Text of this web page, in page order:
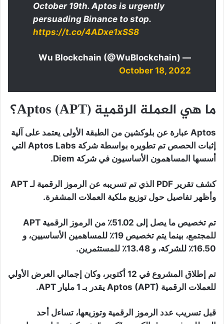
October 19th. Aptos is urgently
persuading Binance to stop.
https://t.co/4ADxe1xSS8
— Wu Blockchain (@WuBlockchain)
October 18, 2022
ما هي العملة الرقمية Aptos (APT)؟
Aptos عبارة عن بلوكشين من الطبقة الأولى يعتمد على آلية
إثبات الحصص تم تطويره بواسطة شركة Aptos Labs التي
أسسها المساهمون الأساسيون في شركة Diem.
كشف تقرير PDF الذي تم تسريبه عن الرموز الرقمية لـ APT
وأظهر تفاصيل حول توزيع ملكية العملات المشفرة.
تم تخصيص ما يصل إلى 51.02٪ من الرموز الرقمية APT
للمجتمع، بينما يتم تخصيص 19٪ للمساهمين الأساسيين، و
16.50٪ للشركة، و 13.48٪ للمستثمرين.
تم إطلاق المشروع في 12 أكتوبر، وكان إجمالي العرض الأولي
للعملات الرقمية Aptos (APT) يقدر بـ 1 مليار APT.
قبل تسريب عدد الرموز الرقمية وتوزيعها، تساءل أحد